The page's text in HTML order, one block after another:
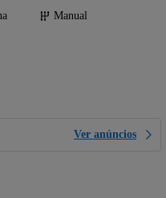
Manual
Ver anúncios